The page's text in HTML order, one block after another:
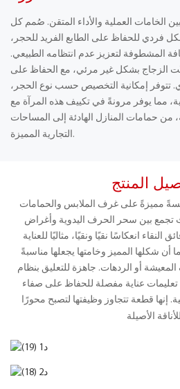
الخامات العملية والأداء المتقن. صُمم كل
فردي للحفاظ على الطابع الفريد للحجر،
المشطوفة لتعزيز عدم انتظامه الطبيعي.
الزجاج بشكل غير مرئي، مع الحفاظ على
تتوفر إمكانية التخصيص حسب نوع الحجر،
مما يوفر مرونةً في تكييف هذه المرآة مع
من حمامات المنازل الهادئة إلى المساحات
التجارية المميزة.
المنتج
مميزةً على غرف الملابس والحمامات
تجمع بين سحر الحرف اليدوية وأغراض
النقاء انعكاسًا نقيًا ونقيًا، مثاليًا للعناية
شكلها المميز وخامتها يجعلها مناسبةً
أو الردهات. جاهزة للتعليق بنظام
تعليمات عناية مفصلة للحفاظ على صفاء
إنها قطعة تتجاوز وظيفتها لتصبح محورًا